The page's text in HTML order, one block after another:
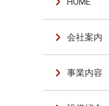
会社案内
事業内容